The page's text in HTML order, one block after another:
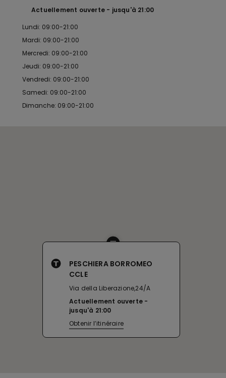
Actuellement ouverte jusqu'à 21:00
Lundi: 09:00-21:00
Mardi: 09:00-21:00
Mercredi: 09:00-21:00
Jeudi: 09:00-21:00
Vendredi: 09:00-21:00
Samedi: 09:00-21:00
Dimanche: 09:00-21:00
PESCHIERA BORROMEO
CCLE
Via della Liberazione,24/A
Actuellement ouverte
jusqu'à 21:00
Obtenir l’itinéraire